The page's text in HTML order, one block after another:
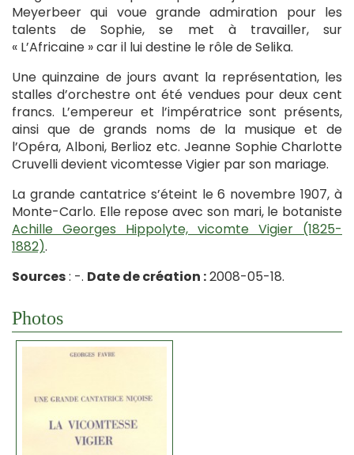
Meyerbeer qui voue grande admiration pour les
talents de Sophie, se met à travailler, sur
« L’Africaine » car il lui destine le rôle de Selika.
Une quinzaine de jours avant la représentation, les
stalles d’orchestre ont été vendues pour deux cent
francs. L’empereur et l’impératrice sont présents,
ainsi que de grands noms de la musique et de
l’Opéra, Alboni, Berlioz etc. Jeanne Sophie Charlotte
Cruvelli devient vicomtesse Vigier par son mariage.
La grande cantatrice s’éteint le 6 novembre 1907, à
Monte-Carlo. Elle repose avec son mari, le botaniste
Achille Georges Hippolyte, vicomte Vigier (1825-
1882).
Sources: -. Date de création :2008-05-18.
Photos